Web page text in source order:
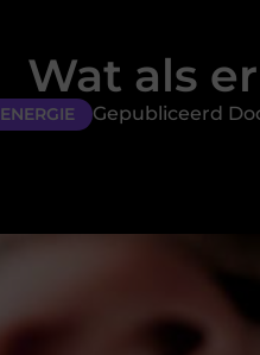
Wat als
ENERGIE Gepubliceerd